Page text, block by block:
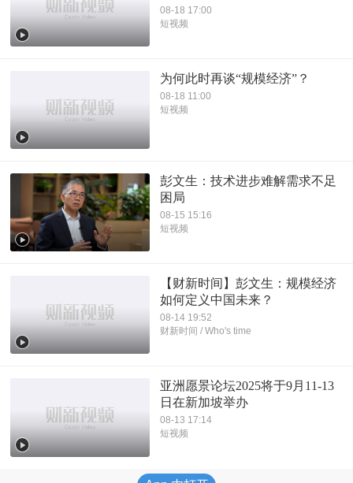
08-18 17:00
短视频
为何此时再谈“规模经济”？
08-18 11:00
短视频
彭文生：技术进步难解需求不足
困局
08-15 15:16
短视频
【财新时间】彭文生：规模经济
如何定义中国未来？
08-14 19:52
财新时间 / Who's time
亚洲愿景论坛2025将于9月11-13
日在新加坡举办
08-13 17:14
短视频